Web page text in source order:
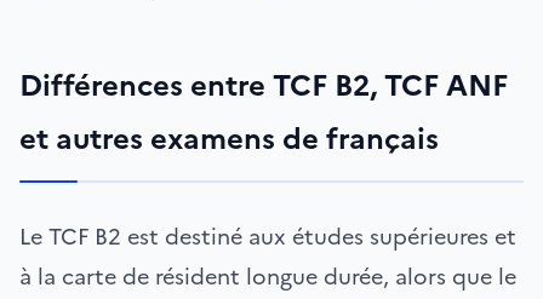
Différences entre TCF B2, TCF ANF
et autres examens de français
Le TCF B2 est destiné aux études supérieures et
à la carte de résident longue durée, alors que le